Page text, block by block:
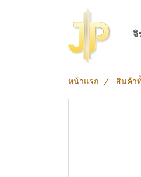
จิ
หน้าแรก สินค้า